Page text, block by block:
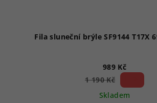
989 Kč
1 190 Kč
Skladem